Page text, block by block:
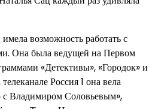
возможность работать с
Она была ведущей на Первом
«Детективы», «Городок» и
Россия 1 она вела
с Владимиром Соловьевым»,